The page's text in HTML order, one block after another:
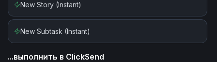
New Story (Instant)
New Subtask (Instant)
...выполнить в ClickSend